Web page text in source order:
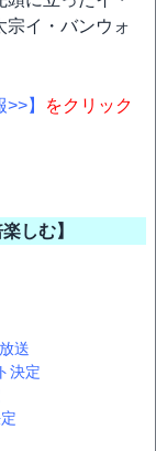
宗イ・バンウォ
】
をクリック
しむ】
送
決定